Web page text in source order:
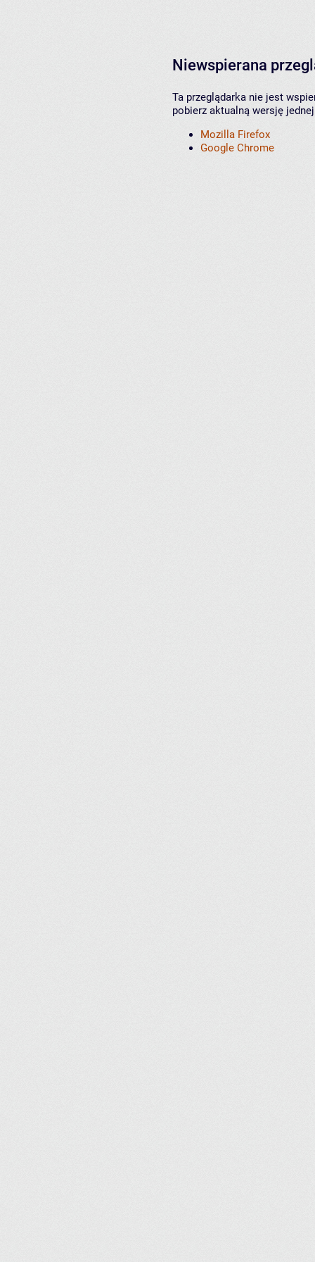
Niewspierana
Ta przeglądarka nie jest
pobierz aktualną wersję
Mozilla Firefox
Google Chrome